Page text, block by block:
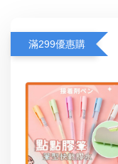
滿299優惠購